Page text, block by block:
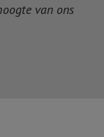
van ons